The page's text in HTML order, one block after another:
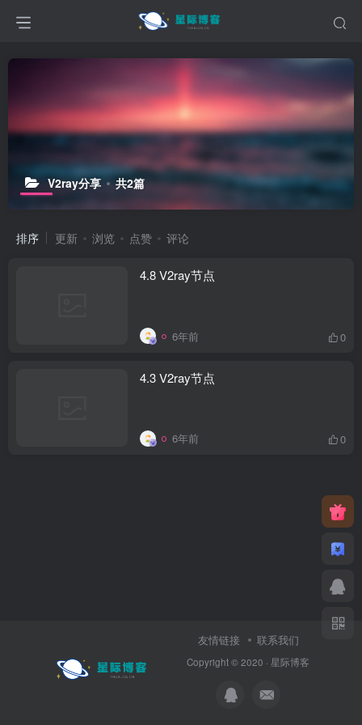
V2ray分享 共2篇
排序 更新 浏览 点赞 评论
4.8 V2ray节点
6年前 0
4.3 V2ray节点
6年前 0
友情链接 联系我们
Copyright © 2020 ·星际博客